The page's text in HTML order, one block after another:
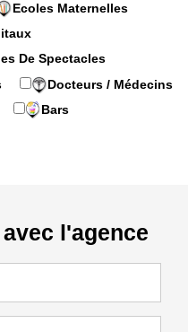
Ecoles Maternelles
De Spectacles
Docteurs / Médecins
Bars
l'agence